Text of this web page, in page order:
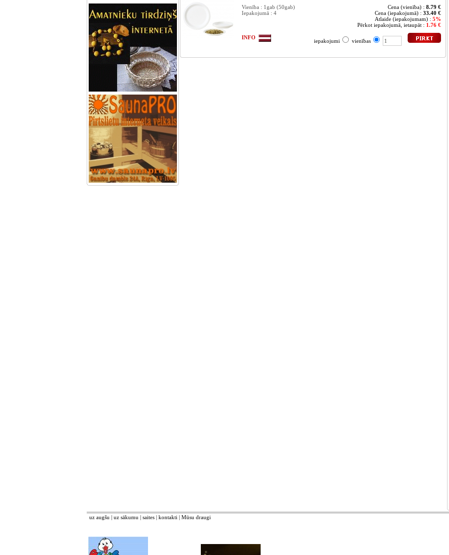
Vienība : 1gab (50gab)
Iepakojumā : 4
Cena (vienība) : 8.79 €
Cena (iepakojumā) : 33.40 €
Atlaide (iepakojumam) : 5%
Pērkot iepakojumā, ietaupāt : 1.76 €
INFO
iepakojumi vienības
uz augšu | uz sākumu | saites | kontakti | Mūsu draugi